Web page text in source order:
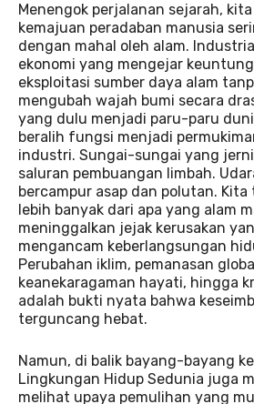
Menengok perjalanan sejarah,
kemajuan peradaban manusia
dengan mahal oleh alam.
ekonomi yang mengejar
eksploitasi sumber daya alam
mengubah wajah bumi secara
yang dulu menjadi paru-paru
beralih fungsi menjadi
industri. Sungai-sungai yang
saluran pembuangan limbah.
bercampur asap dan polutan.
lebih banyak dari apa yang alam
meninggalkan jejak kerusakan
mengancam keberlangsungan
Perubahan iklim, pemanasan
keanekaragaman hayati, hingga
adalah bukti nyata bahwa
terguncang hebat.
Namun, di balik bayang-bayang
Lingkungan Hidup Sedunia juga
melihat upaya pemulihan yang